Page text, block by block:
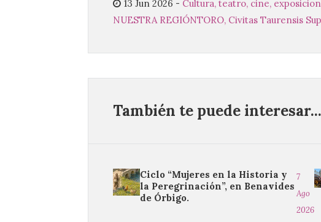
13 Jun 2026 - Cultura, teatro, cine,
NUESTRA REGIÓNTORO, Civitas Taurensis
También te puede interesar...
Ciclo “Mujeres en la Historia y
la Peregrinación”, en Benavides
de Órbigo.
7
Ago
2026